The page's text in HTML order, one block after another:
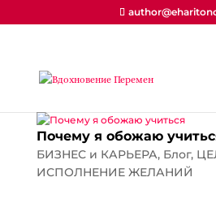
Почему я обожаю
БИЗНЕС и КАРЬЕРА, Блог,
ИСПОЛНЕНИЕ ЖЕЛАНИЙ